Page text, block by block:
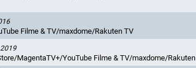
Filme & TV/maxdome/Rakuten TV
2019
MagentaTV+/YouTube Filme & TV/maxdome/Rakuten TV